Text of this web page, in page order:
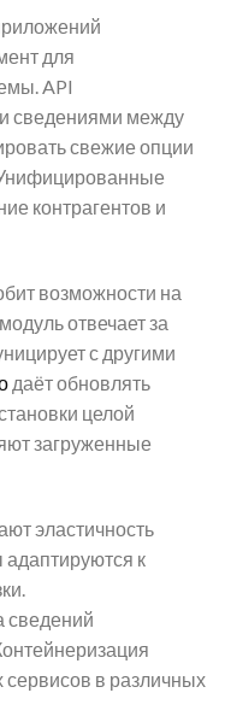
для
API
сведениями между
свежие опции
Унифицированные
контрагентов и
возможности на
отвечает за
с другими
даёт обновлять
целой
загруженные
эластичность
к
сведений
сервисов в различных